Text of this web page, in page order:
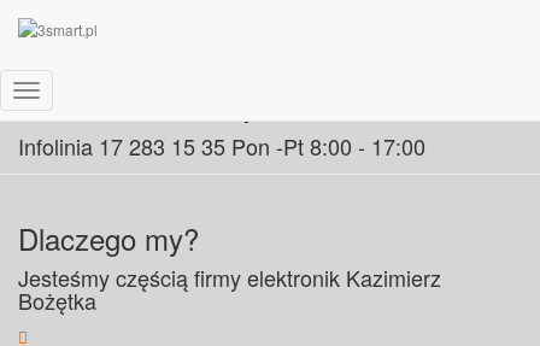
Przełącz Nawigację
Serwis komputerów
Infolinia 17 283 15 35 Pon -Pt 8:00 - 17:00
Dlaczego my?
Jesteśmy częścią firmy elektronik Kazimierz
Bożętka